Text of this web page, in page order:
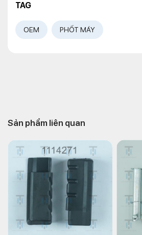
TAG
OEM PHỐT MÁY
Sản phẩm liên quan